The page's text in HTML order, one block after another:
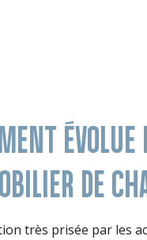
ÉVOLUE
DE
très prisée par les